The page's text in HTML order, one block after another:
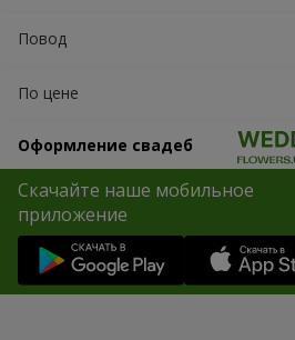
Повод
По цене
Оформление свадеб
Скачайте наше мобильное
приложение